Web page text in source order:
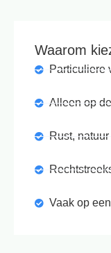
Waarom
Particuliere
Alleen op
Rust,
Vaak op